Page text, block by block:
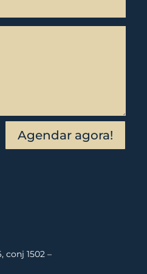
Agendar agora!
conj 1502 –